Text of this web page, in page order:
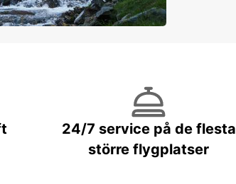
24/7 service på de flesta
större flygplatser